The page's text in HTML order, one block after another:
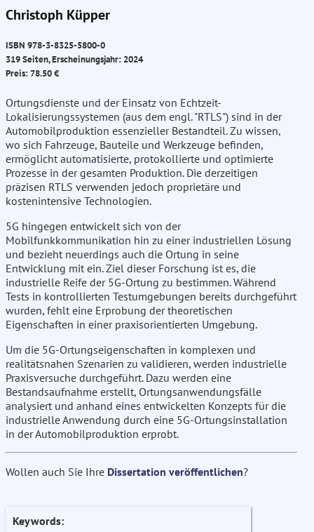
Christoph Küpper
ISBN 978-3-8325-5800-0
319 Seiten, Erscheinungsjahr: 2024
Preis: 78.50 €
Ortungsdienste und der Einsatz von Echtzeit-
Lokalisierungssystemen (aus dem engl. "RTLS") sind in der
Automobilproduktion essenzieller Bestandteil. Zu wissen,
wo sich Fahrzeuge, Bauteile und Werkzeuge befinden,
ermöglicht automatisierte, protokollierte und optimierte
Prozesse in der gesamten Produktion. Die derzeitigen
präzisen RTLS verwenden jedoch proprietäre und
kostenintensive Technologien.
5G hingegen entwickelt sich von der
Mobilfunkkommunikation hin zu einer industriellen Lösung
und bezieht neuerdings auch die Ortung in seine
Entwicklung mit ein. Ziel dieser Forschung ist es, die
industrielle Reife der 5G-Ortung zu bestimmen. Während
Tests in kontrollierten Testumgebungen bereits durchgeführt
wurden, fehlt eine Erprobung der theoretischen
Eigenschaften in einer praxisorientierten Umgebung.
Um die 5G-Ortungseigenschaften in komplexen und
realitätsnahen Szenarien zu validieren, werden industrielle
Praxisversuche durchgeführt. Dazu werden eine
Bestandsaufnahme erstellt, Ortungsanwendungsfälle
analysiert und anhand eines entwickelten Konzepts für die
industrielle Anwendung durch eine 5G-Ortungsinstallation
in der Automobilproduktion erprobt.
Wollen auch Sie Ihre Dissertation veröffentlichen?
Keywords: